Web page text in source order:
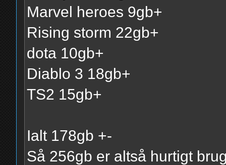
Marvel heroes 9gb+
Rising storm 22gb+
dota 10gb+
Diablo 3 18gb+
TS2 15gb+
Ialt 178gb +-
Så 256gb er altså hurtigt